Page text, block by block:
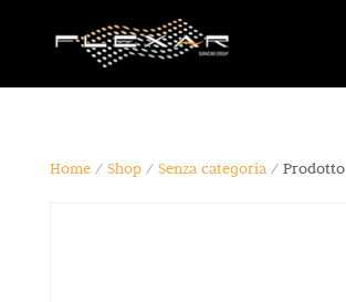
Home/ Shop/ Senza categoria/ Prodotto